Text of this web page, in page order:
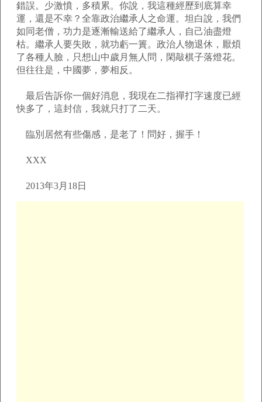
錯誤。少激憤，多積累。你說，我這種經歷到底算幸
運，還是不幸？全靠政治繼承人之命運。坦白說，我們
如同老僧，功力是逐漸輸送給了繼承人，自己油盡燈
枯。繼承人要失敗，就功虧一簣。政治人物退休，厭煩
了各種人臉，只想山中歲月無人問，閑敲棋子落燈花。
但往往是，中國夢，夢相反。
最后告訴你一個好消息，我現在二指禪打字速度已經
快多了，這封信，我就只打了二天。
臨別居然有些傷感，是老了！問好，握手！
XXX
2013年3月18日